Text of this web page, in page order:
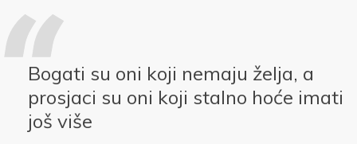
Bogati su oni koji nemaju želja, a
prosjaci su oni koji stalno hoće imati
još više